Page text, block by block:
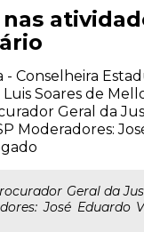
Conselheira
Soares de
Geral da
Moderadores:
Geral da
José Eduardo